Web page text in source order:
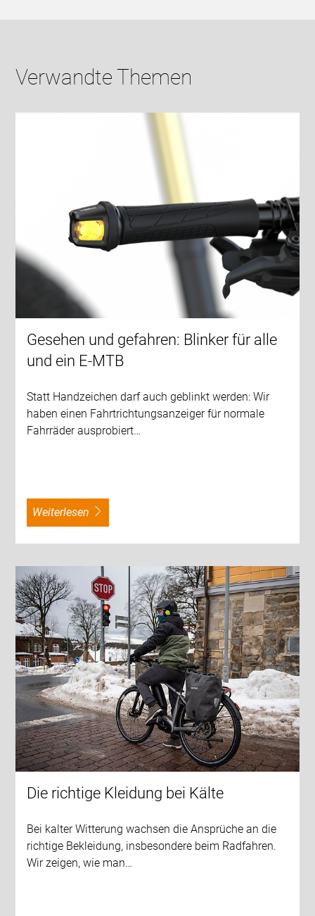
Verwandte Themen
Gesehen und gefahren: Blinker für alle
und ein E-MTB
Statt Handzeichen darf auch geblinkt werden: Wir
haben einen Fahrtrichtungsanzeiger für normale
Fahrräder ausprobiert…
weiterlesen
Die richtige Kleidung bei Kälte
Bei kalter Witterung wachsen die Ansprüche an die
richtige Bekleidung, insbesondere beim Radfahren.
Wir zeigen, wie man…